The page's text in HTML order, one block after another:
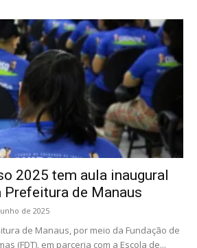
2025 tem aula inaugural
Prefeitura de Manaus
de 2025
de Manaus, por meio da Fundação de
(FDT), em parceria com a Escola de...